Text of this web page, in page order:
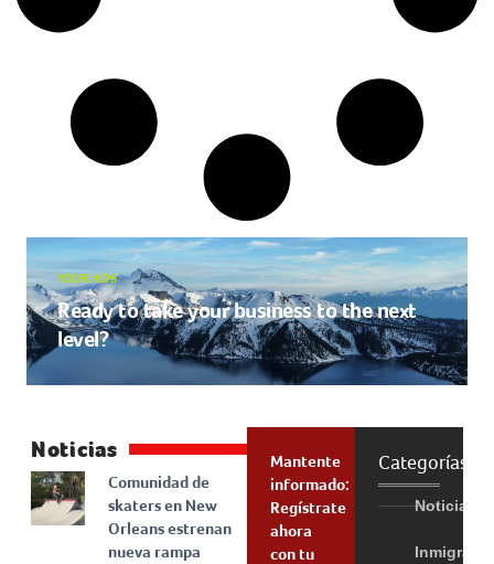
YOUR ADS
Ready to take your business to the next
level?
Noticias
Comunidad de
skaters en New
Orleans estrenan
nueva rampa
Mantente
informado:
Regístrate
ahora
con tu
Categorías
Noticias